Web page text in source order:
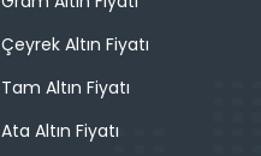
Çeyrek Altın Fiyatı
Tam Altın Fiyatı
Ata Altın Fiyatı